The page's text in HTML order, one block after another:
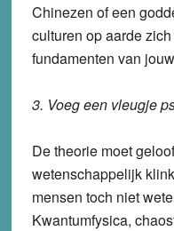
Chinezen of een
culturen op aarde
fundamenten van
3. Voeg een vleugje
De theorie moet
wetenschappelijk
mensen toch niet
Kwantumfysica,